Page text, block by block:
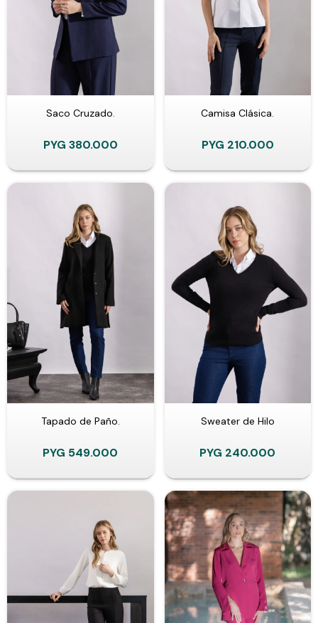
Saco Cruzado.
PYG 380.000
Camisa Clásica.
PYG 210.000
Tapado de Paño.
PYG 549.000
Sweater de Hilo
PYG 240.000